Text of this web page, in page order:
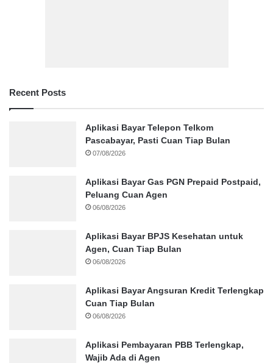
Recent Posts
Aplikasi Bayar Telepon Telkom
Pascabayar, Pasti Cuan Tiap Bulan
07/08/2026
Aplikasi Bayar Gas PGN Prepaid Postpaid,
Peluang Cuan Agen
06/08/2026
Aplikasi Bayar BPJS Kesehatan untuk
Agen, Cuan Tiap Bulan
06/08/2026
Aplikasi Bayar Angsuran Kredit Terlengkap
Cuan Tiap Bulan
06/08/2026
Aplikasi Pembayaran PBB Terlengkap,
Wajib Ada di Agen